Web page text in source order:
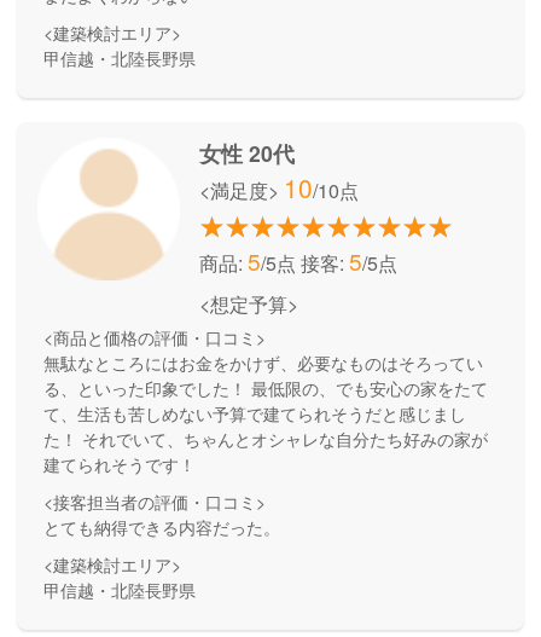
<建築検討エリア>
甲信越・北陸長野県
女性 20代
<満足度> 10/10点
商品: 5/5点 接客: 5/5点
<想定予算>
<商品と価格の評価・口コミ>
無駄なところにはお金をかけず、必要なものはそろってい
る、といった印象でした！ 最低限の、でも安心の家をたて
て、生活も苦しめない予算で建てられそうだと感じまし
た！ それでいて、ちゃんとオシャレな自分たち好みの家が
建てられそうです！
<接客担当者の評価・口コミ>
とても納得できる内容だった。
<建築検討エリア>
甲信越・北陸長野県